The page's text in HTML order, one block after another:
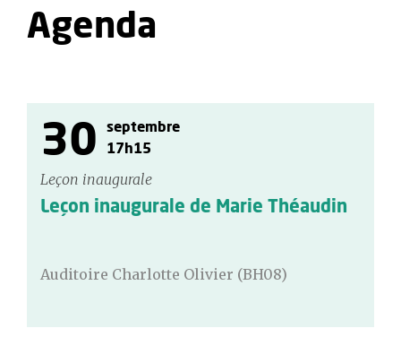
Agenda
30
septembre
17h15
Leçon inaugurale
Leçon inaugurale de Marie Théaudin
Auditoire Charlotte Olivier (BH08)